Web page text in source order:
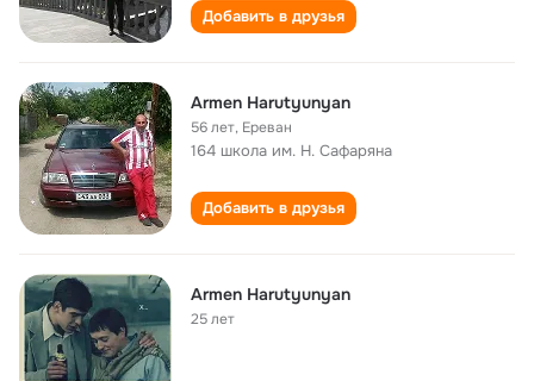
Добавить в друзья
Armen Harutyunyan
56 лет, Ереван
164 школа им. Н. Сафаряна
Добавить в друзья
Armen Harutyunyan
25 лет